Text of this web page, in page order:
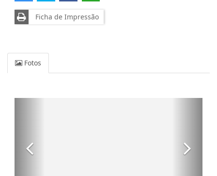
Ficha de Impressão
Fotos